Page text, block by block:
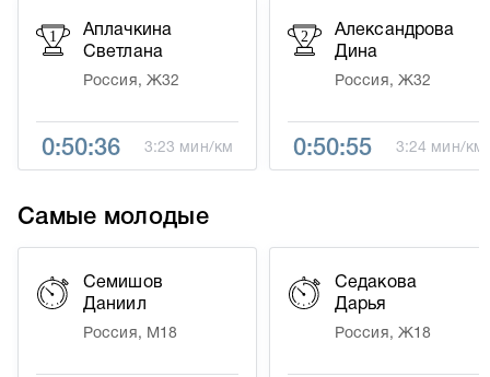
1
Аплачкина
Светлана
Россия, Ж32
0:50:36 3:23 мин/км
2
Александрова
Дина
Россия, Ж32
0:50:55 3:24 мин/км
Самые молодые
Семишов
Даниил
Россия, М18
Седакова
Дарья
Россия, Ж18